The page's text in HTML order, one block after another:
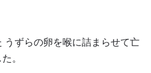
うずらの卵を喉に詰まらせて亡
。